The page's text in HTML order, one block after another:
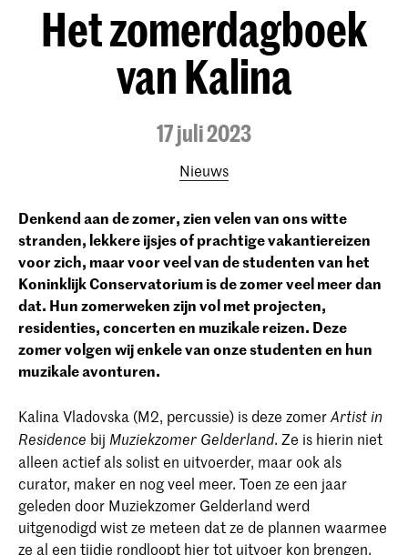
Het zomerdagboek
van Kalina
17 juli 2023
Nieuws
Denkend aan de zomer, zien velen van ons witte
stranden, lekkere ijsjes of prachtige vakantiereizen
voor zich, maar voor veel van de studenten van het
Koninklijk Conservatorium is de zomer veel meer dan
dat. Hun zomerweken zijn vol met projecten,
residenties, concerten en muzikale reizen. Deze
zomer volgen wij enkele van onze studenten en hun
muzikale avonturen.
Kalina Vladovska (M2, percussie) is deze zomerArtist in
Residence bij Muziekzomer Gelderland. Ze is hierin niet
alleen actief als solist en uitvoerder, maar ook als
curator, maker en nog veel meer. Toen ze een jaar
geleden door Muziekzomer Gelderland werd
uitgenodigd wist ze meteen dat ze de plannen waarmee
ze al een tijdje rondloopt hier tot uitvoer kon brengen.